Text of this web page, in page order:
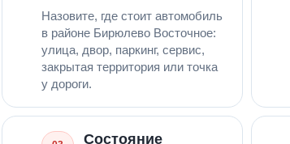
Назовите, где стоит автомобиль
в районе Бирюлево Восточное:
улица, двор, паркинг, сервис,
закрытая территория или точка
у дороги.
Состояние